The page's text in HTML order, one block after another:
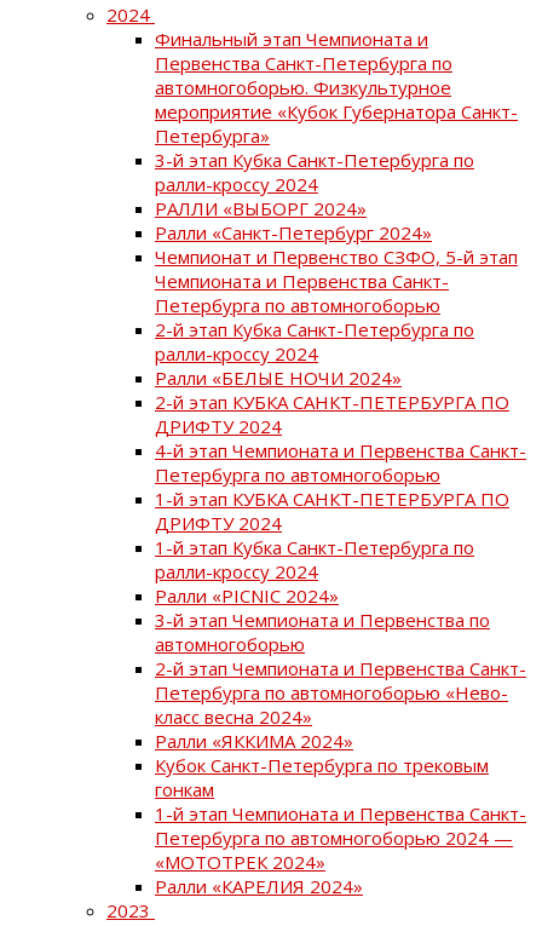
2024
Финальный этап Чемпионата и
Первенства Санкт-Петербурга по
автомногоборью. Физкультурное
мероприятие «Кубок Губернатора Санкт-
Петербурга»
3-й этап Кубка Санкт-Петербурга по
ралли-кроссу 2024
РАЛЛИ «ВЫБОРГ 2024»
Ралли «Санкт-Петербург 2024»
Чемпионат и Первенство СЗФО, 5-й этап
Чемпионата и Первенства Санкт-
Петербурга по автомногоборью
2-й этап Кубка Санкт-Петербурга по
ралли-кроссу 2024
Ралли «БЕЛЫЕ НОЧИ 2024»
2-й этап КУБКА САНКТ-ПЕТЕРБУРГА ПО
ДРИФТУ 2024
4-й этап Чемпионата и Первенства Санкт-
Петербурга по автомногоборью
1-й этап КУБКА САНКТ-ПЕТЕРБУРГА ПО
ДРИФТУ 2024
1-й этап Кубка Санкт-Петербурга по
ралли-кроссу 2024
Ралли «PICNIC 2024»
3-й этап Чемпионата и Первенства по
автомногоборью
2-й этап Чемпионата и Первенства Санкт-
Петербурга по автомногоборью «Нево-
класс весна 2024»
Ралли «ЯККИМА 2024»
Кубок Санкт-Петербурга по трековым
гонкам
1-й этап Чемпионата и Первенства Санкт-
Петербурга по автомногоборью 2024 —
«МОТОТРЕК 2024»
Ралли «КАРЕЛИЯ 2024»
2023